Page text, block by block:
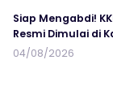
Siap Mengabdi!
Resmi Dimulai di
04/08/2026